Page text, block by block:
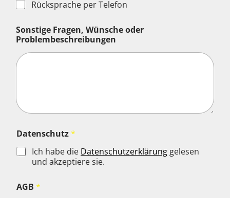
Rücksprache per Telefon
d
e
P
i
d
r
-
Z
u
n
Sonstige Fragen, Wünsche oder
Problembeschreibungen
Datenschutz*
Ich habe die Datenschutzerklärung gelesen
und akzeptiere sie.
AGB *